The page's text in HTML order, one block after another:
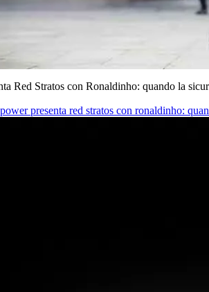
Red Stratos con Ronaldinho: quando la
presenta red stratos con ronaldinho: